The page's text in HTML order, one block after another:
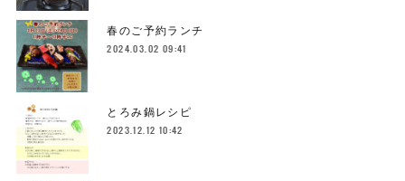
春のご予約ランチ
2024.03.02 09:41
とろみ鍋レシピ
2023.12.12 10:42